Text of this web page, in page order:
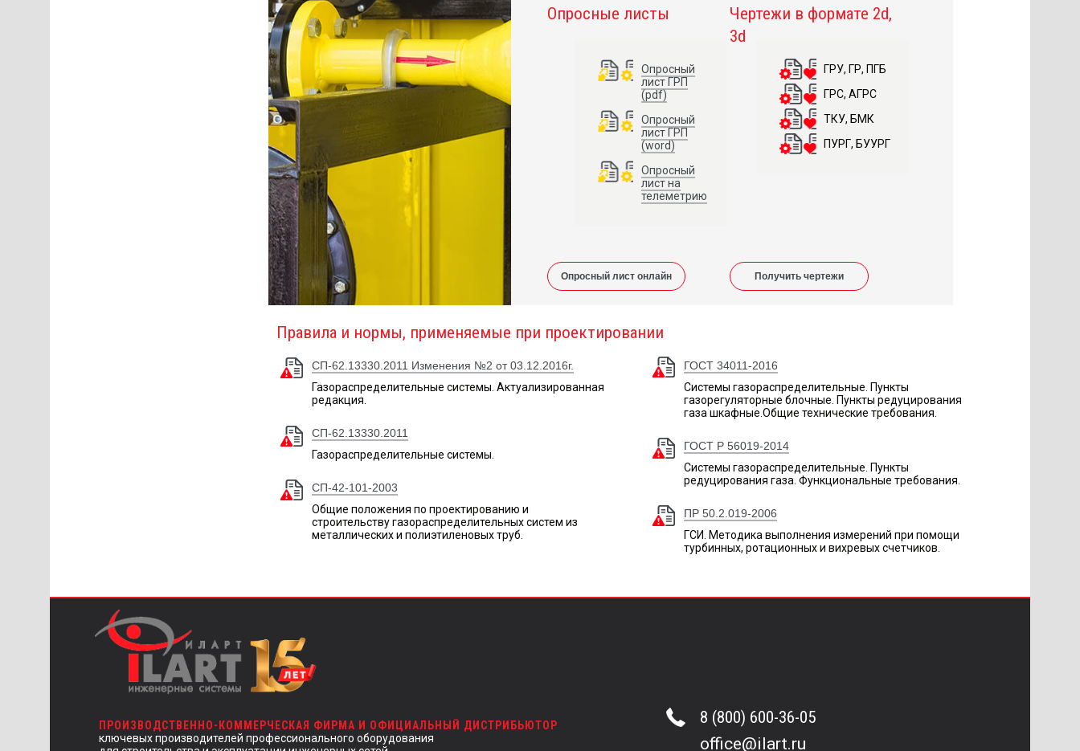
Опросные листы
Опросный
лист ГРП
(pdf)
Опросный
лист ГРП
(word)
Опросный
лист на
телеметрию
Опросный лист онлайн
Чертежи в формате 2d,
3d
ГРУ, ГР, ПГБ
ГРС, АГРС
ТКУ, БМК
ПУРГ, БУУРГ
Получить чертежи
Правила и нормы, применяемые при проектировании
СП-62.13330.2011 Изменения №2 от 03.12.2016г.
Газораспределительные системы. Актуализированная
редакция.
СП-62.13330.2011
Газораспределительные системы.
СП-42-101-2003
Общие положения по проектированию и
строительству газораспределительных систем из
металлических и полиэтиленовых труб.
ГОСТ 34011-2016
Системы газораспределительные. Пункты
газорегуляторные блочные. Пункты редуцирования
газа шкафные.Общие технические требования.
ГОСТ Р 56019-2014
Системы газораспределительные. Пункты
редуцирования газа. Функциональные требования.
ПР 50.2.019-2006
ГСИ. Методика выполнения измерений при помощи
турбинных, ротационных и вихревых счетчиков.
ПРОИЗВОДСТВЕННО-КОММЕРЧЕСКАЯ ФИРМА И ОФИЦИАЛЬНЫЙ ДИСТРИБЬЮТОР
ключевых производителей профессионального оборудования
8 (800) 600-36-05
office@ilart.ru